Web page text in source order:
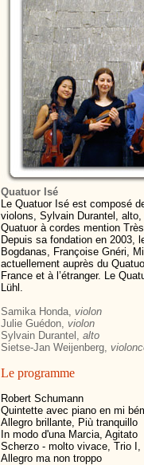
Quatuor Isé
Le Quatuor Isé est composé
violons, Sylvain Durantel,
Quatuor à cordes mention
Depuis sa fondation en 2003,
Bogdanas, Françoise Gnéri,
actuellement auprès du
France et à l’étranger. Le
Lühl.
Samika Honda, violon
Julie Guédon, violon
Sylvain Durantel, alto
Sietse-Jan Weijenberg,
Le programme
Robert Schumann
Quintette avec piano en mi
Allegro brillante, Più tranquillo
In modo d'una Marcia, Agitato
Scherzo - molto vivace, Trio I,
Allegro ma non troppo